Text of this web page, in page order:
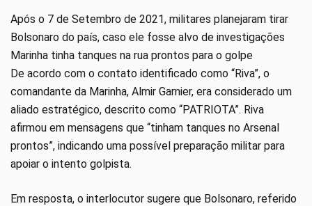
Após o 7 de Setembro de 2021, militares planejaram tirar
Bolsonaro do país, caso ele fosse alvo de investigações
Marinha tinha tanques na rua prontos para o golpe
De acordo com o contato identificado como “Riva”, o
comandante da Marinha, Almir Garnier, era considerado um
aliado estratégico, descrito como “PATRIOTA”. Riva
afirmou em mensagens que “tinham tanques no Arsenal
prontos”, indicando uma possível preparação militar para
apoiar o intento golpista.
Em resposta, o interlocutor sugere que Bolsonaro, referido